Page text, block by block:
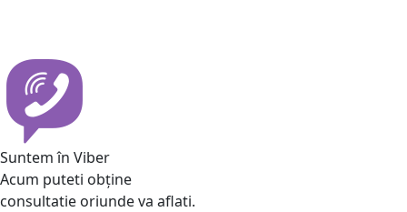
Suntem în Viber
Acum puteti obține
consultatie oriunde va aflati.